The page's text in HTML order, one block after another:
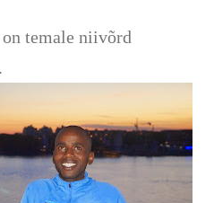
temale niivõrd